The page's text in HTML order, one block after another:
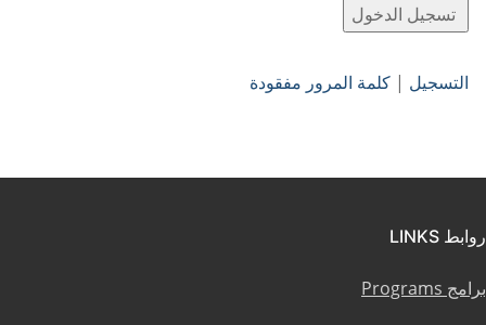
التسجيل | كلمة المرور مفقودة
روابط LINKS
برامج Programs